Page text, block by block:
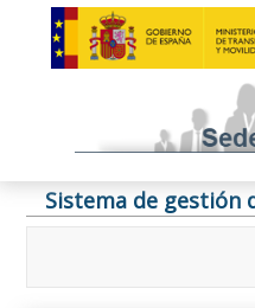
Sistema de gestión